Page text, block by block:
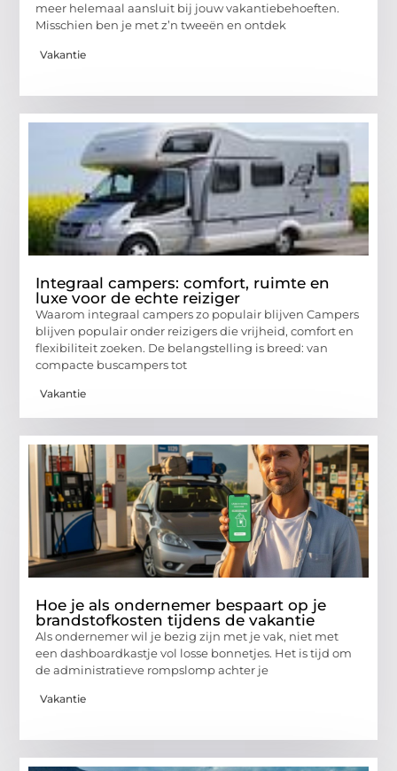
meer helemaal aansluit bij jouw vakantiebehoeften.
Misschien ben je met z’n tweeën en ontdek
Vakantie
Integraal campers: comfort, ruimte en
luxe voor de echte reiziger
Waarom integraal campers zo populair blijven Campers
blijven populair onder reizigers die vrijheid, comfort en
flexibiliteit zoeken. De belangstelling is breed: van
compacte buscampers tot
Vakantie
Hoe je als ondernemer bespaart op je
brandstofkosten tijdens de vakantie
Als ondernemer wil je bezig zijn met je vak, niet met
een dashboardkastje vol losse bonnetjes. Het is tijd om
de administratieve rompslomp achter je
Vakantie